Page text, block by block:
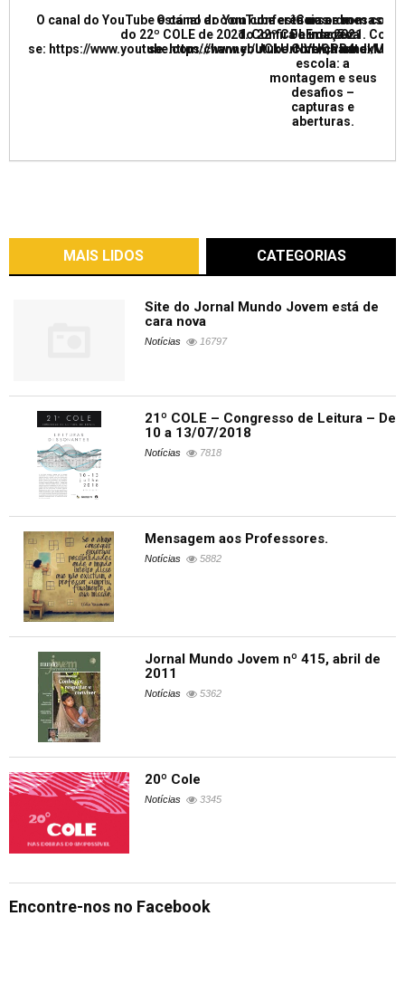
O canal do YouTube está no ar com conferências e mesas
do 22º COLE de 2021. Confira e inscreva
se: https://www.youtube.com/channel/
O canal do YouTube está no ar com
do 22º COLE de 2021.
se: https://www.youtube.com/channel/
Curso de
Formação:
Cinema na
escola: a
montagem e seus
desafios –
capturas e
aberturas.
MAIS LIDOS CATEGORIAS
Site do Jornal Mundo Jovem está de
cara nova
Notícias 16797
21º COLE – Congresso de Leitura – De
10 a 13/07/2018
Notícias 7818
Mensagem aos Professores.
Notícias 5882
Jornal Mundo Jovem nº 415, abril de
2011
Notícias 5362
20º Cole
Notícias 3345
Encontre-nos no Facebook